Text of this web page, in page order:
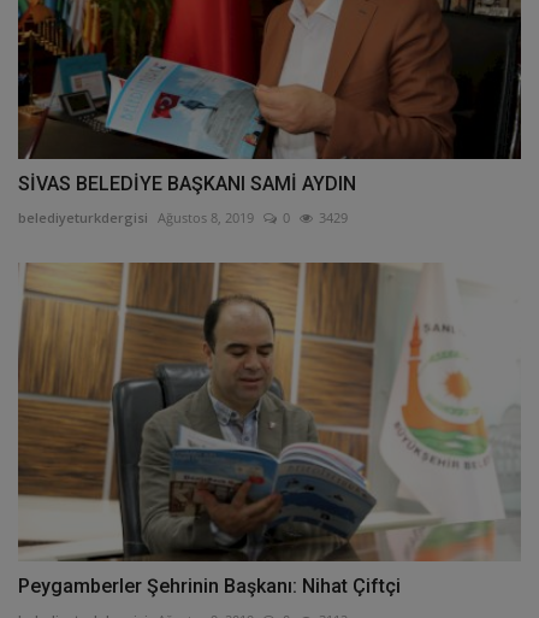
SİVAS BELEDİYE BAŞKANI SAMİ AYDIN
belediyeturkdergisi Ağustos 8, 2019 0 3429
Peygamberler Şehrinin Başkanı: Nihat Çiftçi